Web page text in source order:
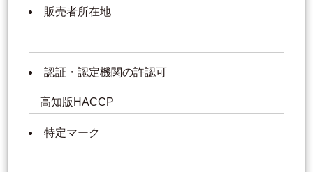
販売者所在地
認証・認定機関の許認可
高知版HACCP
特定マーク